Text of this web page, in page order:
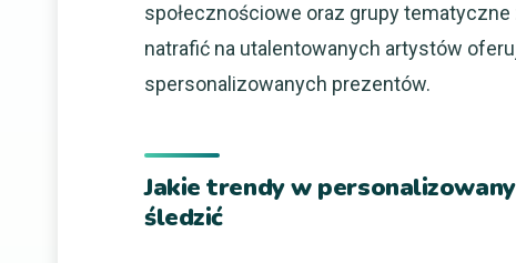
społecznościowe oraz grupy
natrafić na utalentowanych artystów
spersonalizowanych prezentów.
Jakie trendy w
śledzić